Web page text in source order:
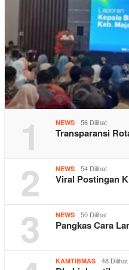
1 NEWS 56 Dilihat
Transparansi
2 NEWS 54 Dilihat
Viral Postingan
3 NEWS 50 Dilihat
Pangkas Cara
KAMTIBMAS 48 Dilihat